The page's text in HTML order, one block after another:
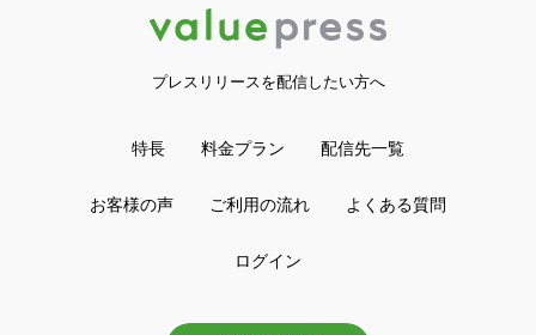
プレスリリースを配信したい方へ
特長 料金プラン 配信先一覧
お客様の声 ご利用の流れ よくある質問
ログイン